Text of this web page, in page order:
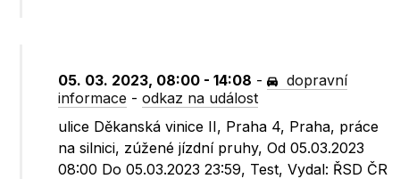
05. 03. 2023, 08:00 - 14:08 -
dopravní
informace -odkaz na událost
ulice Děkanská vinice II, Praha 4, Praha, práce
na silnici, zúžené jízdní pruhy, Od 05.03.2023
08:00 Do 05.03.2023 23:59, Test, Vydal: ŘSD ČR